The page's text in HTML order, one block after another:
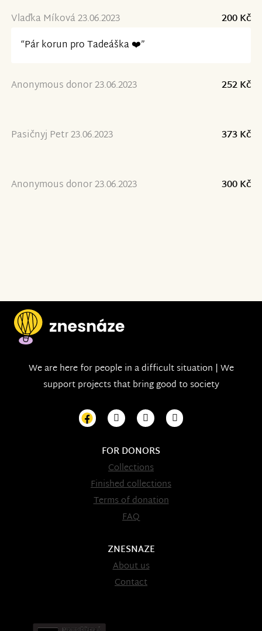
Vlaďka Míková 23.06.2023
200 Kč
“Pár korun pro Tadeáška ❤️”
Anonymous donor 23.06.2023 252 Kč
Pasičnyj Petr 23.06.2023 373 Kč
Anonymous donor 23.06.2023 300 Kč
We are here for people in a difficult situation | We
support projects that bring good to society
FOR DONORS
Collections
Finished collections
Terms of donation
FAQ
ZNESNAZE
About us
Contact